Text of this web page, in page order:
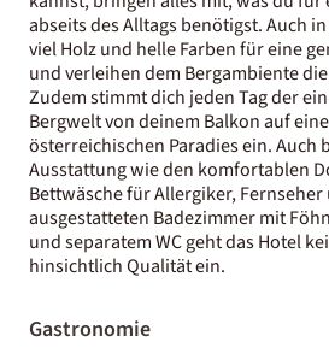
abseits des Alltags benötigst. Auch
viel Holz und helle Farben für eine
und verleihen dem Bergambiente
Zudem stimmt dich jeden Tag der
Bergwelt von deinem Balkon auf
österreichischen Paradies ein. Auch
Ausstattung wie den komfortablen
Bettwäsche für Allergiker,
ausgestatteten Badezimmer mit
und separatem WC geht das Hotel
hinsichtlich Qualität ein.
Gastronomie